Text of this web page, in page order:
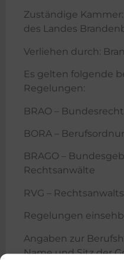
Zuständige
des Landes
Verliehen durch:
Es gelten folgende
Regelungen:
BRAO –
BORA –
BRAGO –
Rechtsanwälte
RVG –
Regelungen
Angaben zur
Name und Sitz der